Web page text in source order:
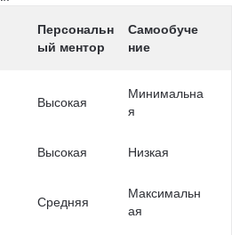
Персональн
ый ментор
Самообуче
ние
Высокая
Минимальна
я
Высокая Низкая
Средняя
Максимальн
ая